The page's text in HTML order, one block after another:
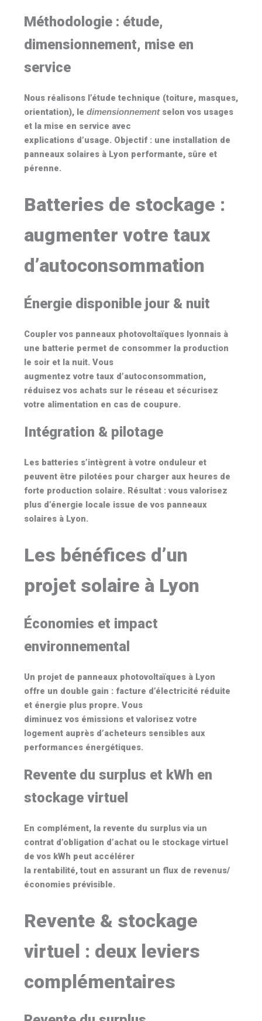
Méthodologie : étude,
dimensionnement, mise en
service
Nous réalisons l’étude technique (toiture, masques,
orientation), le dimensionnementselon vos usages
et la mise en service avec
explications d’usage. Objectif : une installation de
panneaux solaires à Lyon performante, sûre et
pérenne.
Batteries de stockage :
augmenter votre taux
d’autoconsommation
Énergie disponible jour & nuit
Coupler vos panneaux photovoltaïques lyonnaisà
une batterie permet de consommer la production
le soir et la nuit. Vous
augmentez votre taux d’autoconsommation,
réduisez vos achats sur le réseau et sécurisez
votre alimentation en cas de coupure.
Intégration & pilotage
Les batteries s’intègrent à votre onduleur et
peuvent être pilotées pour charger aux heures de
forte production solaire. Résultat : vous valorisez
plus d’énergie locale issue de vos panneaux
solaires à Lyon.
Les bénéfices d’un
projet solaire à Lyon
Économies et impact
environnemental
Un projet de panneaux photovoltaïques à Lyon
offre un double gain : facture d’électricité réduite
et énergie plus propre. Vous
diminuez vos émissions et valorisez votre
logement auprès d’acheteurs sensibles aux
performances énergétiques.
Revente du surplus et kWh en
stockage virtuel
En complément, la revente du surplusvia un
contrat d’obligation d’achat ou le stockage virtuel
de vos kWh peut accélérer
la rentabilité, tout en assurant un flux de revenus/
économies prévisible.
Revente & stockage
virtuel : deux leviers
complémentaires